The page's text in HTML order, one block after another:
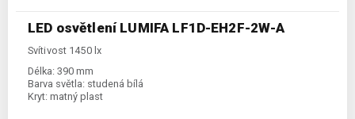
LED osvětlení LUMIFA LF1D-EH2F-2W-A
Svítivost 1450 lx
Délka: 390 mm
Barva světla: studená bílá
Kryt: matný plast